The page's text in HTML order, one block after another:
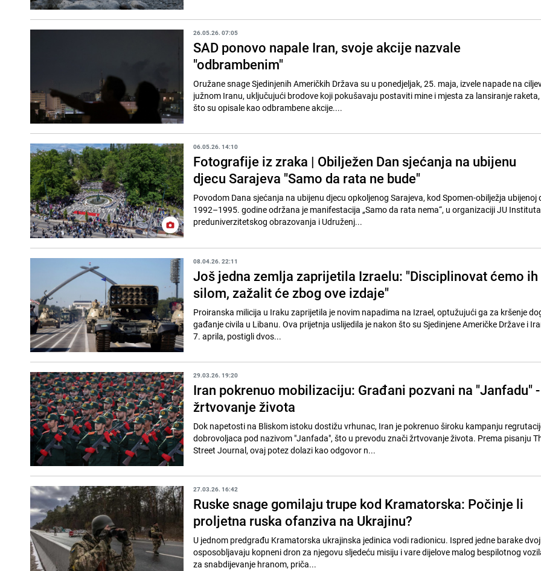
26.05.26. 07:05
SAD ponovo napale Iran, svoje akcije nazvale
"odbrambenim"
Oružane snage Sjedinjenih Američkih Država su u ponedjeljak, 25. maja, izvele napade na
južnom Iranu, uključujući brodove koji pokušavaju postaviti mine i mjesta za lansiranje
što su opisale kao odbrambene akcije....
06.05.26. 14:10
Fotografije iz zraka | Obilježen Dan sjećanja na ubijenu
djecu Sarajeva "Samo da rata ne bude"
Povodom Dana sjećanja na ubijenu djecu opkoljenog Sarajeva, kod Spomen-obilježja ubijenoj
1992–1995. godine održana je manifestacija „Samo da rata nema“, u organizaciji JU
preduniverzitetskog obrazovanja i Udruženj...
08.04.26. 22:11
Još jedna zemlja zaprijetila Izraelu: "Disciplinovat ćemo ih
silom, zažalit će zbog ove izdaje"
Proiranska milicija u Iraku zaprijetila je novim napadima na Izrael, optužujući ga za kršenje
gađanje civila u Libanu. Ova prijetnja uslijedila je nakon što su Sjedinjene Američke Države i
7. aprila, postigli dvos...
29.03.26. 19:20
Iran pokrenuo mobilizaciju: Građani pozvani na "Janfadu" -
žrtvovanje života
Dok napetosti na Bliskom istoku dostižu vrhunac, Iran je pokrenuo široku kampanju
dobrovoljaca pod nazivom "Janfada", što u prevodu znači žrtvovanje života. Prema pisanju
Street Journal, ovaj potez dolazi kao odgovor n...
27.03.26. 16:42
Ruske snage gomilaju trupe kod Kramatorska: Počinje li
proljetna ruska ofanziva na Ukrajinu?
U jednom predgrađu Kramatorska ukrajinska jedinica vodi radionicu. Ispred jedne barake
osposobljavaju kopneni dron za njegovu sljedeću misiju i vare dijelove malog bespilotnog
za snabdijevanje hranom, priča...